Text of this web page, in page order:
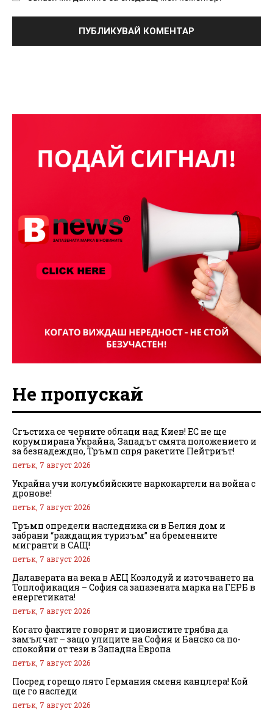
Не пропускай
Сгъстиха се черните облаци над Киев! ЕС не ще
корумпирана Украйна, Западът смята положението и
за безнадеждно, Тръмп спря ракетите Пейтриът!
петък, 7 август 2026
Украйна учи колумбийските наркокартели на война с
дронове!
петък, 7 август 2026
Тръмп определи наследника си в Белия дом и
забрани “раждащия туризъм” на бременните
мигранти в САЩ!
петък, 7 август 2026
Далаверата на века в АЕЦ Козлодуй и източването на
Топлофикация – София са запазената марка на ГЕРБ в
енергетиката!
петък, 7 август 2026
Когато фактите говорят и ционистите трябва да
замълчат – защо улиците на София и Банско са по-
спокойни от тези в Западна Европа
петък, 7 август 2026
Посред горещо лято Германия сменя канцлера! Кой
ще го наследи
петък, 7 август 2026